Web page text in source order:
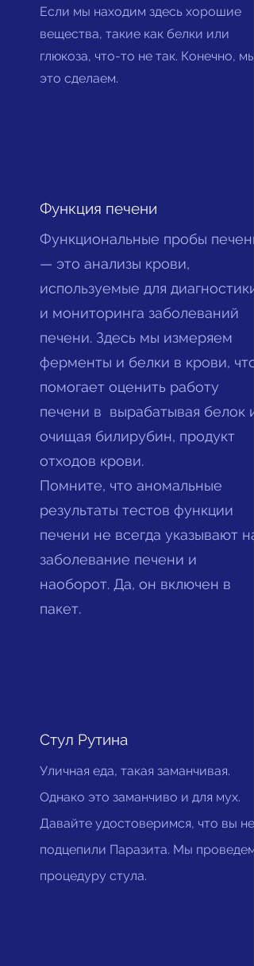
Если мы находим здесь хорошие
вещества, такие как белки или
глюкоза, что-то не так. Конечно, мы
это сделаем.
Функция печени
Функциональные пробы печени
— это анализы крови,
используемые для диагностики
и мониторинга заболеваний
печени. Здесь мы измеряем
ферменты и белки в крови, что
помогает оценить работу
печени в вырабатывая белок и
очищая билирубин, продукт
отходов крови.
Помните, что аномальные
результаты тестов функции
печени не всегда указывают на
заболевание печени и
наоборот. Да, он включен в
пакет.
Стул Рутина
Уличная еда, такая заманчивая.
Однако это заманчиво и для мух.
Давайте удостоверимся, что вы не
подцепили Паразита. Мы проведем
процедуру стула.